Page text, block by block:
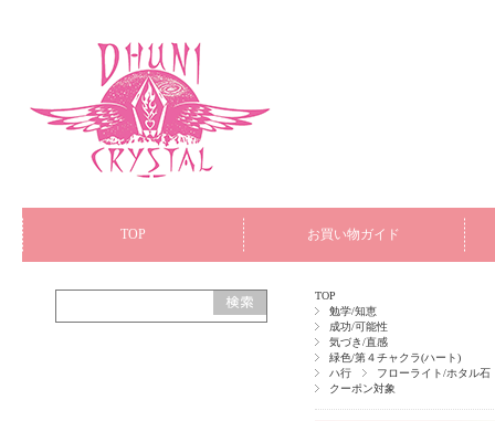
TOP お買い物ガイド
TOP
勉学/知恵
成功/可能性
気づき/直感
緑色/第４チャクラ(ハート)
ハ行
フローライト/ホタル石
クーポン対象